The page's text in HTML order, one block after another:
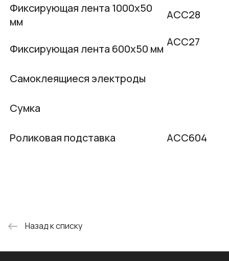
Фиксирующая лента 1000х50
мм
Фиксирующая лента 600х50 мм
АСС28
АСС27
Самоклеящиеся электроды
Сумка
Роликовая подставка ACC604
Назад к списку